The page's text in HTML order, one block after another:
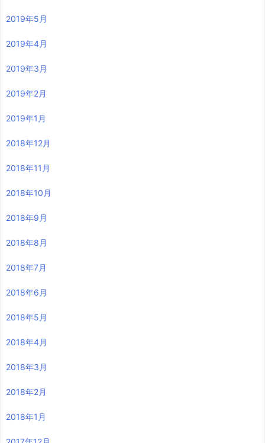
2019年5月
2019年4月
2019年3月
2019年2月
2019年1月
2018年12月
2018年11月
2018年10月
2018年9月
2018年8月
2018年7月
2018年6月
2018年5月
2018年4月
2018年3月
2018年2月
2018年1月